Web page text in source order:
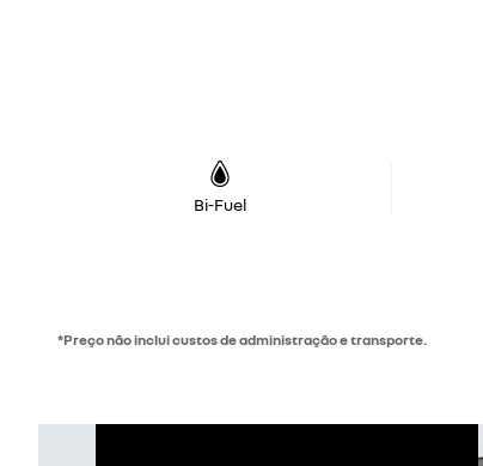
Bi-Fuel
*Preço não inclui custos de administração e transporte.